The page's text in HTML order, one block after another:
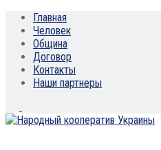
Главная
Человек
Община
Договор
Контакты
Наши партнеры